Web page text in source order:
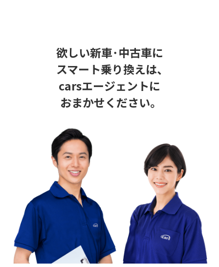
欲しい新車･中古車に
スマート乗り換えは、
carsエージェントに
おまかせください。